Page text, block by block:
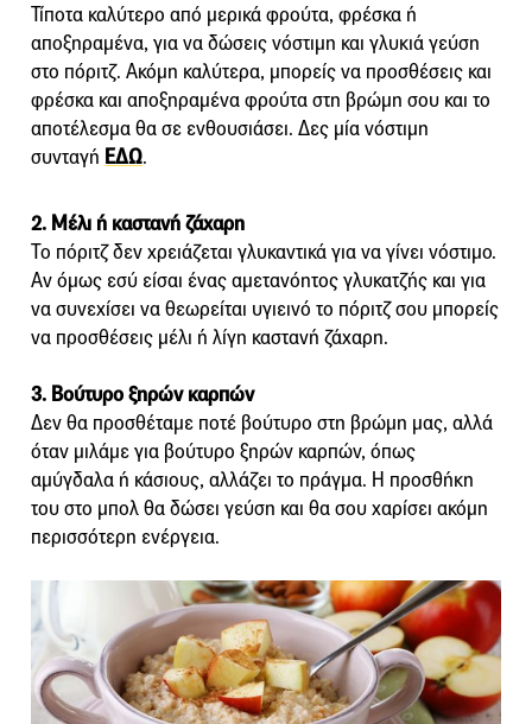
Τίποτα καλύτερο από μερικά φρούτα, φρέσκα ή
αποξηραμένα, για να δώσεις νόστιμη και γλυκιά γεύση
στο πόριτζ. Ακόμη καλύτερα, μπορείς να προσθέσεις και
φρέσκα και αποξηραμένα φρούτα στη βρώμη σου και το
αποτέλεσμα θα σε ενθουσιάσει. Δες μία νόστιμη
συνταγή ΕΔΩ.
2. Μέλι ή καστανή ζάχαρη
Το πόριτζ δεν χρειάζεται γλυκαντικά για να γίνει νόστιμο.
Αν όμως εσύ είσαι ένας αμετανόητος γλυκατζής και για
να συνεχίσει να θεωρείται υγιεινό το πόριτζ σου μπορείς
να προσθέσεις μέλι ή λίγη καστανή ζάχαρη.
3. Βούτυρο ξηρών καρπών
Δεν θα προσθέταμε ποτέ βούτυρο στη βρώμη μας, αλλά
όταν μιλάμε για βούτυρο ξηρών καρπών, όπως
αμύγδαλα ή κάσιους, αλλάζει το πράγμα. Η προσθήκη
του στο μπολ θα δώσει γεύση και θα σου χαρίσει ακόμη
περισσότερη ενέργεια.